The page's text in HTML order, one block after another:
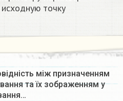
исходную точку
між призначенням
та їх зображенням у